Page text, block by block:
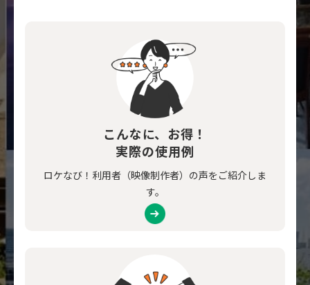
こんなに、お得！
実際の使用例
ロケなび！利用者（映像制作者）の声をご紹介しま
す。